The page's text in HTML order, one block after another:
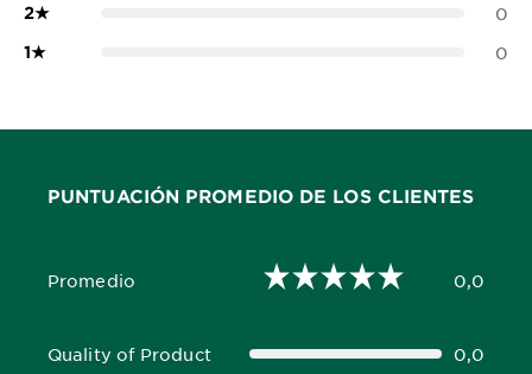
2★ 0
1★ 0
PUNTUACIÓN PROMEDIO DE LOS CLIENTES
Promedio
0,0 out of 5 stars 0,0
Quality of Product
0,0 out of 5 stars 0,0